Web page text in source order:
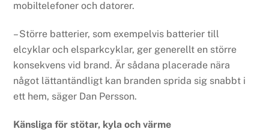
mobiltelefoner och datorer.
– Större batterier, som exempelvis batterier till
elcyklar och elsparkcyklar, ger generellt en större
konsekvens vid brand. Är sådana placerade nära
något lättantändligt kan branden sprida sig snabbt i
ett hem, säger Dan Persson.
Känsliga för stötar, kyla och värme